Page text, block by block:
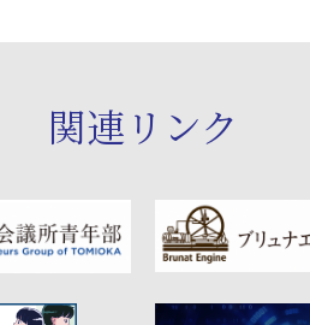
関連リンク